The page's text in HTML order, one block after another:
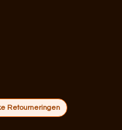
Retourneringen